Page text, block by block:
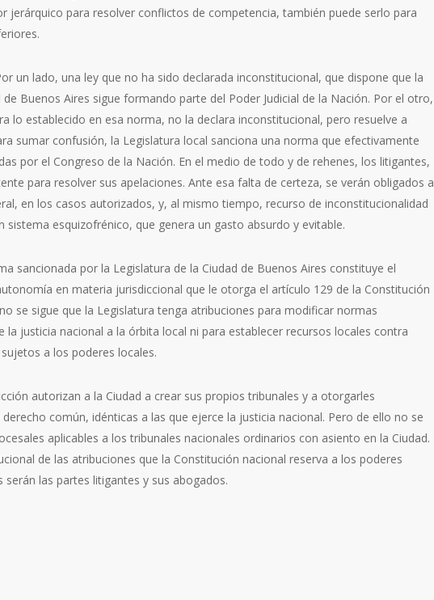
jerárquico para resolver conflictos de competencia, también puede serlo para
un lado, una ley que no ha sido declarada inconstitucional, que dispone que la
Buenos Aires sigue formando parte del Poder Judicial de la Nación. Por el otro,
lo establecido en esa norma, no la declara inconstitucional, pero resuelve a
sumar confusión, la Legislatura local sanciona una norma que efectivamente
por el Congreso de la Nación. En el medio de todo y de rehenes, los litigantes,
para resolver sus apelaciones. Ante esa falta de certeza, se verán obligados a
en los casos autorizados, y, al mismo tiempo, recurso de inconstitucionalidad
sistema esquizofrénico, que genera un gasto absurdo y evitable.
sancionada por la Legislatura de la Ciudad de Buenos Aires constituye el
en materia jurisdiccional que le otorga el artículo 129 de la Constitución
se sigue que la Legislatura tenga atribuciones para modificar normas
la justicia nacional a la órbita local ni para establecer recursos locales contra
a los poderes locales.
autorizan a la Ciudad a crear sus propios tribunales y a otorgarles
común, idénticas a las que ejerce la justicia nacional. Pero de ello no se
aplicables a los tribunales nacionales ordinarios con asiento en la Ciudad.
de las atribuciones que la Constitución nacional reserva a los poderes
las partes litigantes y sus abogados.